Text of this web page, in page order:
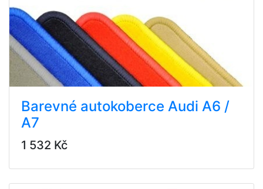
Barevné autokoberce Audi A6 /
A7
1 532 Kč